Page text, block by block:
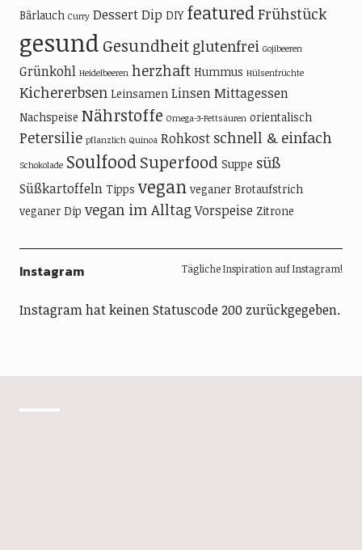
Bärlauch Curry DessertDip DIY featuredFrühstück
gesund Gesundheit glutenfrei Gojibeeren
Grünkohl Heidelbeeren herzhaft Hummus Hülsenfrüchte
Kichererbsen Leinsamen LinsenMittagessen
Nachspeise Nährstoffe Omega-3-Fettsäuren orientalisch
Petersilie pflanzlich Quinoa Rohkost schnell & einfach
Schokolade SoulfoodSuperfood Suppe süß
Süßkartoffeln Tipps vegan veganer Brotaufstrich
veganer Dip vegan im AlltagVorspeise Zitrone
Instagram
Instagram hat keinen Statuscode 200 zurückgegeben.
Tägliche Inspiration auf Instagram!